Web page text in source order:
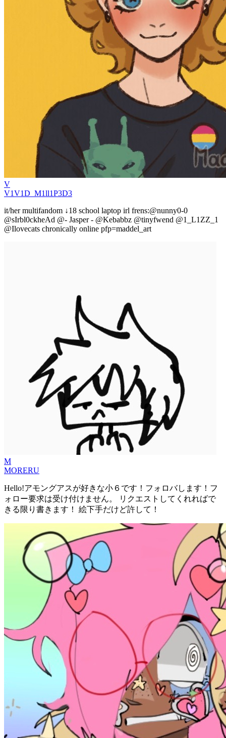
V
V1V1D_M1ll1P3D3
it/her multifandom ↓18 school laptop irl frens:@nunny0-0
@sIrbl0ckheAd @- Jasper - @Kebabbz @tinyfwend @1_L1ZZ_1
@Ilovecats chronically online pfp=maddel_art
M
MORERU
Hello!アモングアスが好きな小６です！フォロバします！フ
ォロー要求は受け付けません。 リクエストしてくれればで
きる限り書きます！ 絵下手だけど許して！